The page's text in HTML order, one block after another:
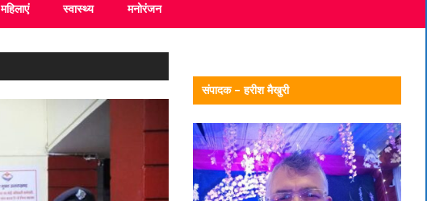
महिलाएं स्वास्थ्य मनोरंजन
संपादक – हरीश मैखुरी